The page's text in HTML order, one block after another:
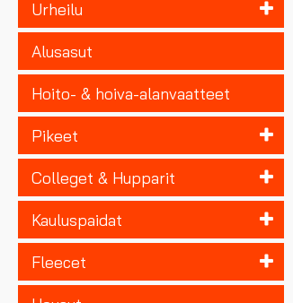
Urheilu
Alusasut
Hoito- & hoiva-alanvaatteet
Pikeet
Colleget & Hupparit
Kauluspaidat
Fleecet